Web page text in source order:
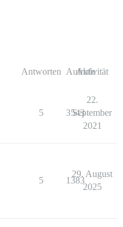
Antworten Aufrufe
Aktivität
5 3543
22.
September
2021
5 1383
29. August
2025